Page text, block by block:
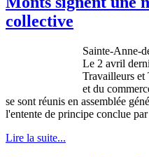
collective
Sainte-Anne-
Le 2 avril
Travailleurs et
et du
se sont réunis en assemblée
l'entente de principe conclue
Lire la suite...